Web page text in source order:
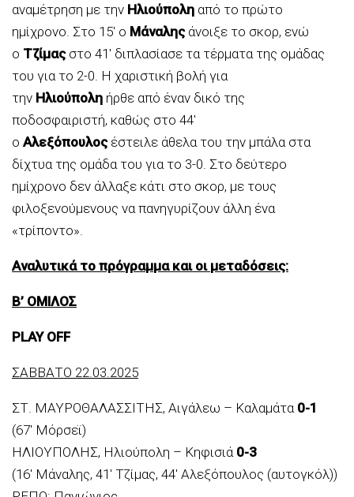
αναμέτρηση με την Ηλιούπολη από το πρώτο
ημίχρονο. Στο 15′ ο Μάναληςάνοιξε το σκορ, ενώ
ο Τζίμαςστο 41′ διπλασίασε τα τέρματα της ομάδας
του για το 2-0. Η χαριστική βολή για
την Ηλιούπολη ήρθε από έναν δικό της
ποδοσφαιριστή, καθώς στο 44′
ο Αλεξόπουλοςέστειλε άθελα του την μπάλα στα
δίχτυα της ομάδα του για το 3-0. Στο δεύτερο
ημίχρονο δεν άλλαξε κάτι στο σκορ, με τους
φιλοξενούμενους να πανηγυρίζουν άλλη ένα
«τρίποντο».
Αναλυτικά το πρόγραμμα και οι μεταδόσεις:
B’ ΟΜΙΛΟΣ
PLAY OFF
ΣΑΒΒΑΤΟ 22.03.2025
ΣΤ. ΜΑΥΡΟΘΑΛΑΣΣΙΤΗΣ, Αιγάλεω – Καλαμάτα 0-1
(67′ Μόρσεϊ)
ΗΛΙΟΥΠΟΛΗΣ, Ηλιούπολη – Κηφισιά 0-3
(16′ Μάναλης, 41′ Τζίμας, 44′ Αλεξόπουλος (αυτογκόλ))